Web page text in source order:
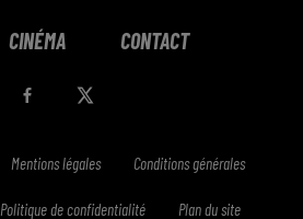
CINÉMA CONTACT
Mentions légales Conditions générales
Politique de confidentialité Plan du site